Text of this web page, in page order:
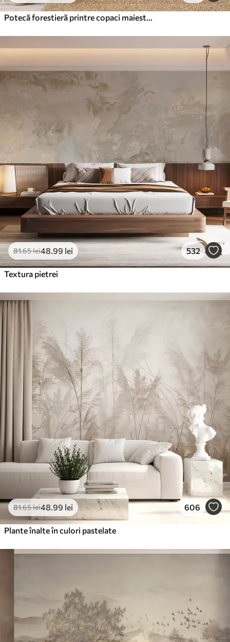
81.65lei48 .99 lei 532
Textura pietrei
81.65lei48 .99 lei 606
Plante înalte în culori pastelate